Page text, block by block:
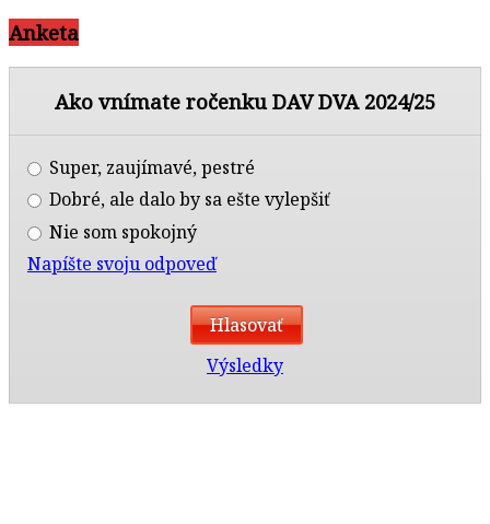
Ako vnímate ročenku DAV DVA 2024/25
Super, zaujímavé, pestré
Nie som spokojný
Napíšte svoju odpoveď
Výsledky